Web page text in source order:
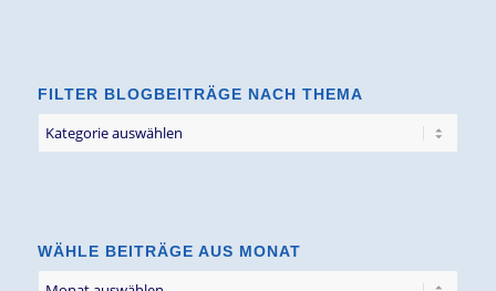
FILTER BLOGBEITRÄGE NACH THEMA
Blogbeiträge
WÄHLE BEITRÄGE AUS MONAT